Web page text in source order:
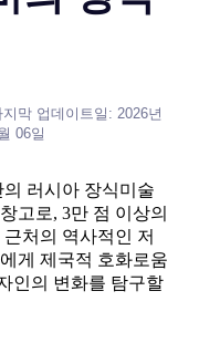
지막 업데이트일: 2026년
06일
러시아 장식미술
고로, 3만 점 이상의
처의 역사적인 저
게 제국적 호화로움
인의 변화를 탐구할